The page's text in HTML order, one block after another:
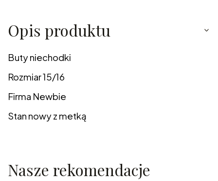
Opis produktu
Buty niechodki
Rozmiar 15/16
Firma Newbie
Stan nowy z metką
Nasze rekomendacje